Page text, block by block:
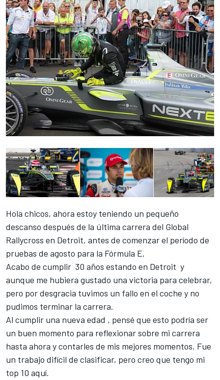
Hola chicos, ahora estoy teniendo un pequeño
descanso después de la última carrera del Global
Rallycross en Detroit, antes de comenzar el período de
pruebas de agosto para la Fórmula E.
Acabo de cumplir 30 años estando en Detroit y
aunque me hubiera gustado una victoria para celebrar,
pero por desgracia tuvimos un fallo en el coche y no
pudimos terminar la carrera.
Al cumplir una nueva edad , pensé que esto podría ser
un buen momento para reflexionar sobre mi carrera
hasta ahora y contarles de mis mejores momentos. Fue
un trabajo difícil de clasificar, pero creo que tengo mi
top 10 aquí.